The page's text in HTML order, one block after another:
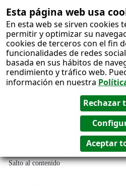
Esta página web usa
En esta web se sirven cookies
permitir y optimizar su
cookies de terceros con el fin
funcionalidades de redes
basada en sus hábitos de
rendimiento y tráfico web.
información en nuestra
Salto al contenido